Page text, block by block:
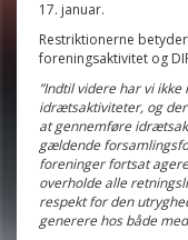
17. januar.
Restriktionerne
foreningsaktivitet og
”Indtil videre har vi
idrætsaktiviteter, og
at gennemføre
gældende
foreninger fortsat
overholde alle
respekt for den
generere hos både